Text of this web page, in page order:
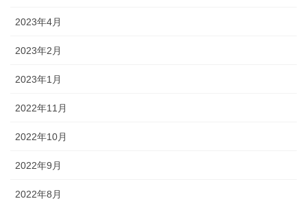
2023年4月
2023年2月
2023年1月
2022年11月
2022年10月
2022年9月
2022年8月